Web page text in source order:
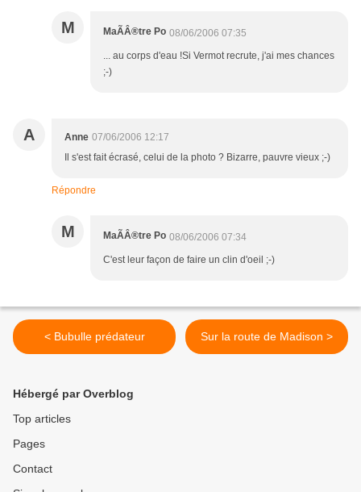
M MaÃÂ®tre Po 08/06/2006 07:35
... au corps d'eau !Si Vermot recrute, j'ai mes chances
;-)
A Anne 07/06/2006 12:17
Il s'est fait écrasé, celui de la photo ? Bizarre, pauvre vieux ;-)
Répondre
M MaÃÂ®tre Po 08/06/2006 07:34
C'est leur façon de faire un clin d'oeil ;-)
< Bubulle prédateur Sur la route de Madison >
Hébergé par Overblog
Top articles
Pages
Contact